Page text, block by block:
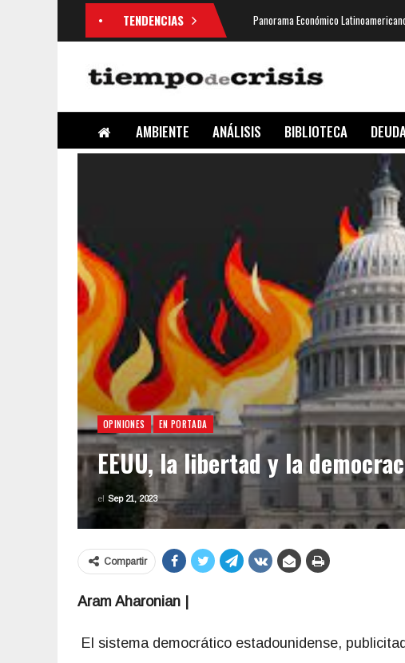
TENDENCIAS Panorama Económico
AMBIENTE ANÁLISIS BIBLIOTECA
OPINIONES EN PORTADA
EEUU, la libertad y la
el Sep 21, 2023
Compartir
Aram Aharonian |
El sistema democrático estadounidense,